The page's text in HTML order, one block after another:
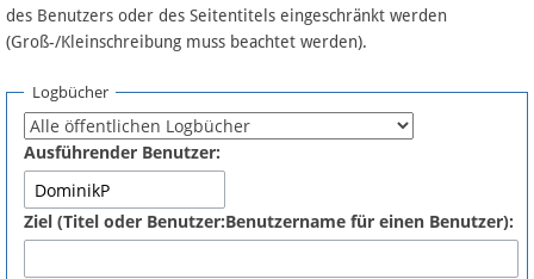
FAQ
Fördermitglied werden
Fehler melden
des Benutzers oder des Seitentitels eingeschränkt werden
(Groß-/Kleinschreibung muss beachtet werden).
Logbücher
Ausführender Benutzer:
Ziel (Titel oder Benutzer:Benutzername für einen Benutzer):